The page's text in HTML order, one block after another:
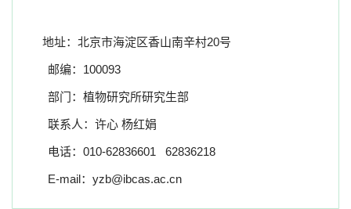
地址：北京市海淀区香山南辛村20号
邮编： 100093
部门：植物研究所研究生部
联系人：许心 杨红娟
电话： 010-62836601 62836218
E-mail： yzb@ibcas.ac.cn